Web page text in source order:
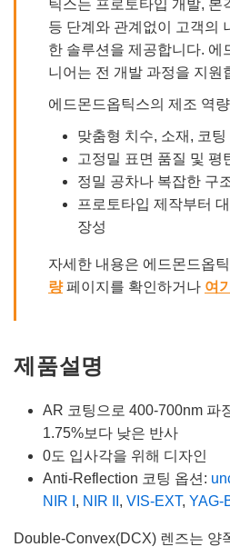
틱스는 프로토타입 개발, 본
등 단계와 관계없이 고객의
한 솔루션을 제공합니다. 에
니어는 전 개발 과정을 지원
에드몬드옵틱스의 제조 역
맞춤형 치수, 소재, 코팅
고정밀 표면 품질 및 평
정밀 공차나 복잡한 구
프로토타입 제작부터
장성
자세한 내용은 에드몬드옵틱
량페이지를 확인하거나 여기
제품설명
AR 코팅으로 400-700nm 파
1.75%보다 낮은 반사
0도 입사각을 위해 디자인
Anti-Reflection 코팅 옵션:
NIR I , NIR II , VIS-EXT, YAG-
Double-Convex(DCX) 렌즈는 양